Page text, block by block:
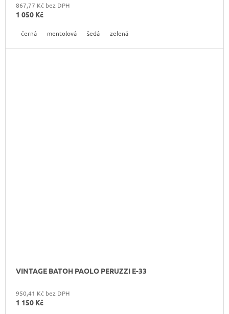
867,77 Kč bez DPH
1 050 Kč
černá mentolová šedá zelená
VINTAGE BATOH PAOLO PERUZZI E-33
950,41 Kč bez DPH
1 150 Kč